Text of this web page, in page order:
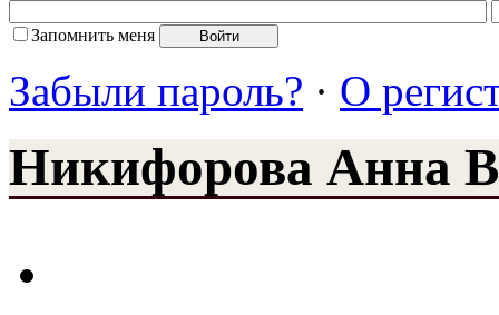
Запомнить меня
Забыли пароль? · О
Никифорова Анна